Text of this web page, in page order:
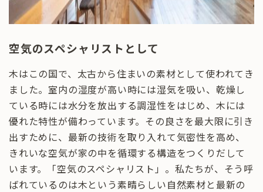
空気のスペシャリストとして
木はこの国で、太古から住まいの素材として使われてき
ました。室内の湿度が高い時には湿気を吸い、乾燥し
ている時には水分を放出する調湿性をはじめ、木には
優れた特性が備わっています。その良さを最大限に引き
出すために、最新の技術を取り入れて気密性を高め、
きれいな空気が家の中を循環する構造をつくりだして
います。「空気のスペシャリスト」。私たちが、そう呼
ばれているのは木という素晴らしい自然素材と最新の